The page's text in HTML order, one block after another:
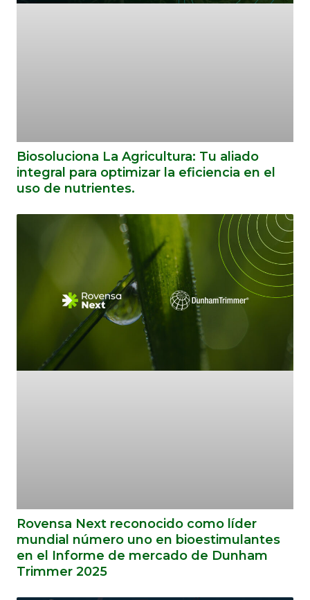
Biosoluciona La Agricultura: Tu aliado
integral para optimizar la eficiencia en el
uso de nutrientes.
Rovensa Next reconocido como líder
mundial número uno en bioestimulantes
en el Informe de mercado de Dunham
Trimmer 2025